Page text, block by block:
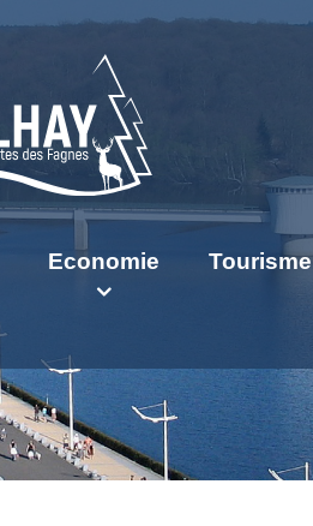
Economie Tourisme